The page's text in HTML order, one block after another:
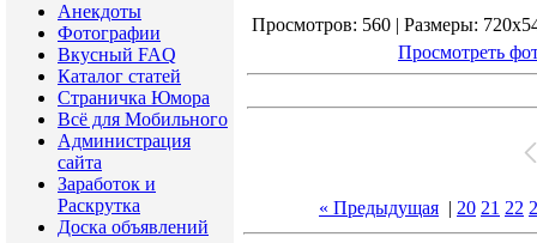
Анекдоты
Фотографии
Вкусный FAQ
Каталог статей
Страничка Юмора
Всё для Мобильного
Администрация
сайта
Заработок и
Раскрутка
Доска объявлений
Просмотров: 560 | Размеры:
Просмотреть
« Предыдущая | 20 21 22